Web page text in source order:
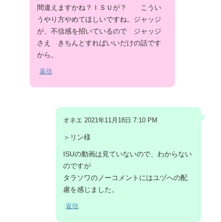
間違えますかね？ＩＳＵが？ こうい
うやり方やめてほしいですね。ジャッジ
が、不信感を招いているので ジャッジ
さえ きちんとすればいいだけの話です
から。
返信
オネエ 2021年11月18日 7:10 PM
＞リン様
ISUの動画は見ていないので、わからない
のですが
タラソワのノーコメントにはユヅへの配
慮を感じました。
返信